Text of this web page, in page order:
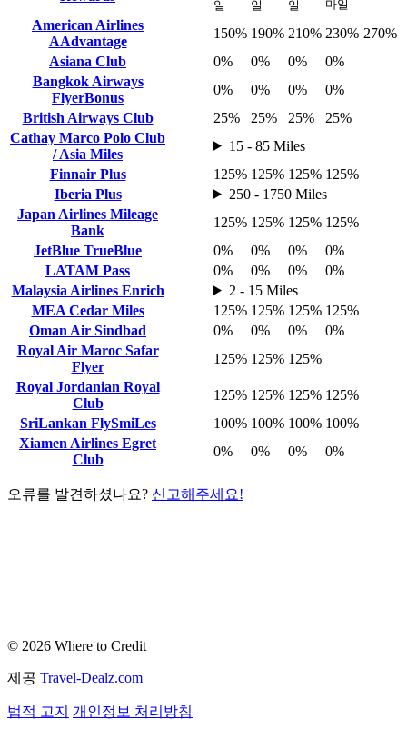
일
일
일
마일
American Airlines
AAdvantage
150% 190% 210% 230% 270%
Asiana Club
0% 0% 0%
0%
Bangkok Airways
FlyerBonus
0% 0% 0%
0%
British Airways Club
25% 25% 25%
25%
Cathay Marco Polo Club
/ Asia Miles
15 - 85 Miles
Finnair Plus
125% 125% 125% 125%
Iberia Plus
250 - 1750 Miles
Japan Airlines Mileage
Bank
125% 125% 125% 125%
JetBlue TrueBlue
0% 0% 0%
0%
LATAM Pass
0% 0% 0%
0%
Malaysia Airlines Enrich
2 - 15 Miles
MEA Cedar Miles
125% 125% 125% 125%
Oman Air Sindbad
0% 0% 0%
0%
Royal Air Maroc Safar
Flyer
125% 125% 125%
Royal Jordanian Royal
Club
125% 125% 125% 125%
SriLankan FlySmiLes
100% 100% 100% 100%
Xiamen Airlines Egret
Club
0% 0% 0% 0%
오류를 발견하셨나요? 신고해주세요!
© 2026 Where to Credit
제공 Travel-Dealz.com
법적 고지 개인정보 처리방침